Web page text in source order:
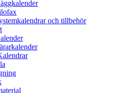
och tillbehör